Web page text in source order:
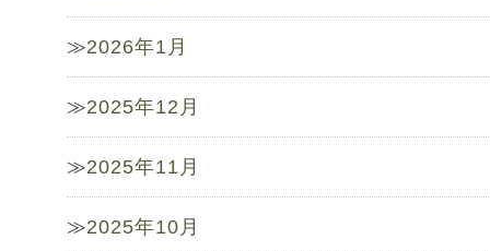
2026年1月
2025年12月
2025年11月
2025年10月